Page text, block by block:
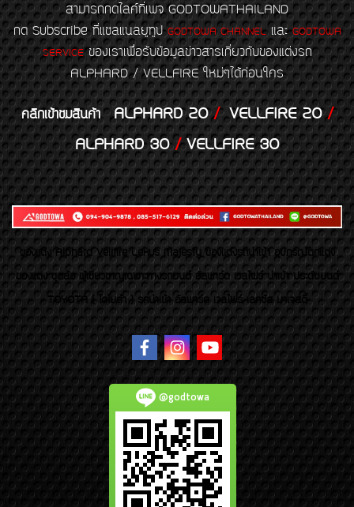
สามารถกดไลค์ที่เพจ GODTOWATHAILAND
กด Subscribe ที่แชลแนลยูทูป GODTOWA CHANNELและGODTOWA
SERVICEของเราเพื่อรับข้อมูลข่าวสารเกี่ยวกับของแต่งรถ
ALPHARD / VELLFIRE ใหม่ๆได้ก่อนใคร
คลิกเข้าชมสินค้า ALPHARD 20/VELLFIRE 20/
ALPHARD 30/VELLFIRE 30
ของเเต่ง Alphard Vellfire Lexus Majesty ของเเต่งรถนำเข้า อุปกรณ์ตกแต่ง
ของแต่ง ชุดล้อ ผู้เชี่ยวชาญเฉพาะทางรถยนต์ อัลพาร์ด เวลไฟร์ นำเข้า ประดับยนต์
TOYOTA ( โตโยต้า ) รถนำเข้า อัลพาร์ด เวลไฟร์ เลกซัส มาเจสตี้
@godtowa